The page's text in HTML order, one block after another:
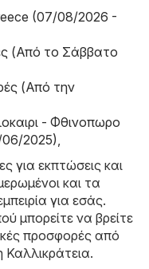
(07/08/2026 -
(Από το Σάββατο
(Από την
- Φθινοπωρο
2025)
για εκπτώσεις και
και τα
για εσάς.
μπορείτε να βρείτε
προσφορές από